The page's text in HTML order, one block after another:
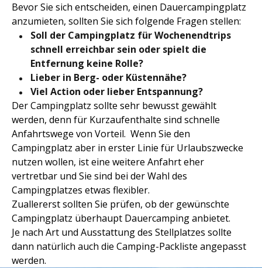
Bevor Sie sich entscheiden, einen Dauercampingplatz
anzumieten, sollten Sie sich folgende Fragen stellen:
Soll der Campingplatz für Wochenendtrips
schnell erreichbar sein oder spielt die
Entfernung keine Rolle?
Lieber in Berg- oder Küstennähe?
Viel Action oder lieber Entspannung?
Der Campingplatz sollte sehr bewusst gewählt
werden, denn für Kurzaufenthalte sind schnelle
Anfahrtswege von Vorteil. Wenn Sie den
Campingplatz aber in erster Linie für Urlaubszwecke
nutzen wollen, ist eine weitere Anfahrt eher
vertretbar und Sie sind bei der Wahl des
Campingplatzes etwas flexibler.
Zuallererst sollten Sie prüfen, ob der gewünschte
Campingplatz überhaupt Dauercamping anbietet.
Je nach Art und Ausstattung des Stellplatzes sollte
dann natürlich auch die Camping-Packliste angepasst
werden.